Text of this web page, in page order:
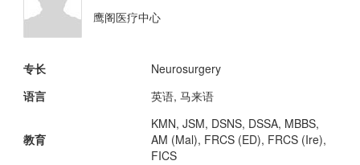
鹰阁医疗中心
专长
Neurosurgery
语言
英语, 马来语
教育
KMN, JSM, DSNS, DSSA, MBBS,
AM (Mal), FRCS (ED), FRCS (Ire),
FICS